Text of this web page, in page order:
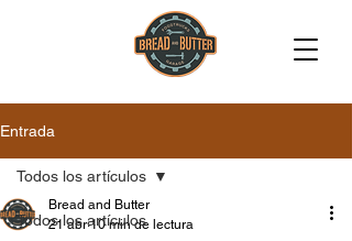
Entrada
Todos los artículos
Todos los artículos
Bread and Butter
21 abr 10 min de lectura